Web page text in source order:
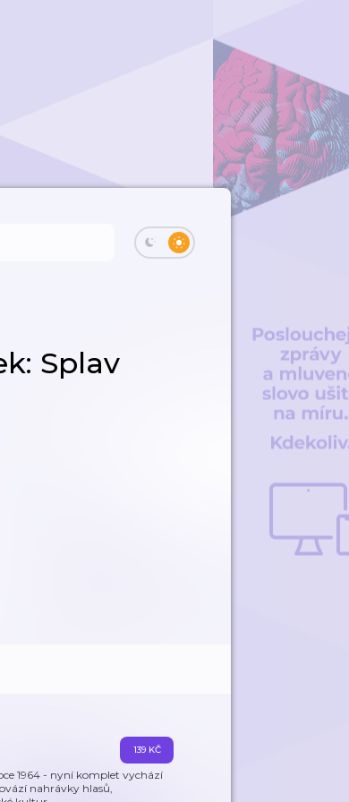
Splav
1964 - nyní komplet vychází
nahrávky hlasů,
139 KČ